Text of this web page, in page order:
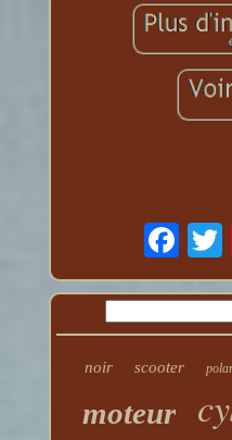
noir scooter
moteur